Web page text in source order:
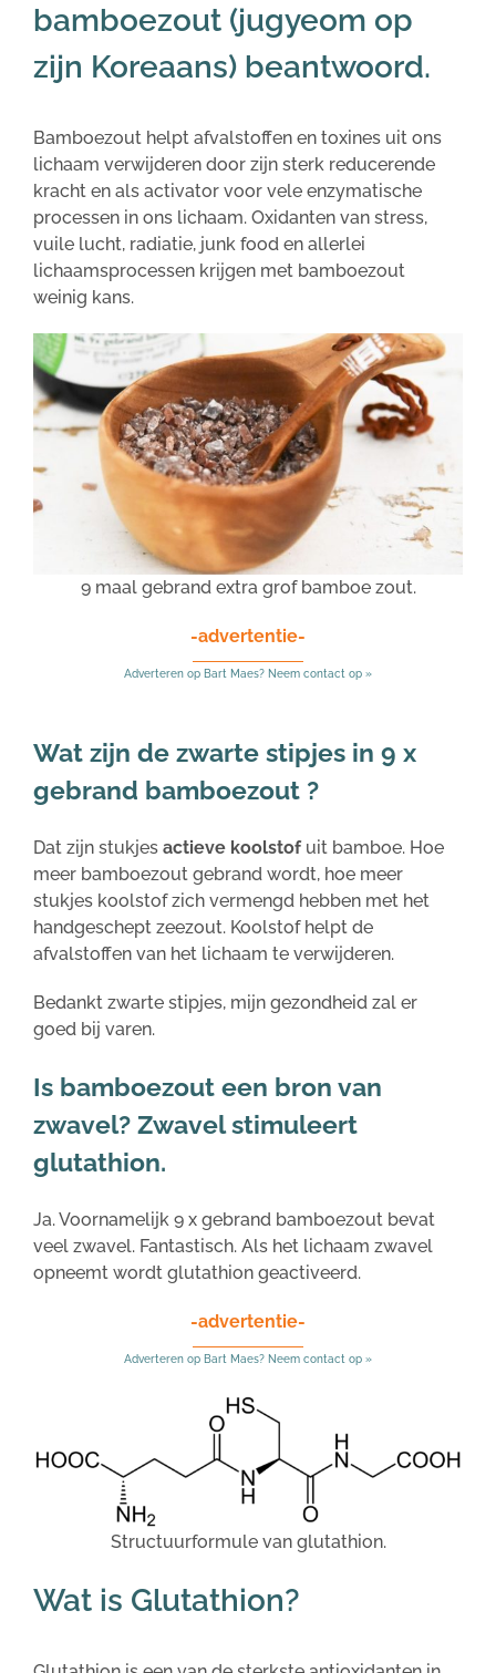
bamboezout (jugyeom op
zijn Koreaans) beantwoord.
Bamboezout helpt afvalstoffen en toxines uit ons
lichaam verwijderen door zijn sterk reducerende
kracht en als activator voor vele enzymatische
processen in ons lichaam. Oxidanten van stress,
vuile lucht, radiatie, junk food en allerlei
lichaamsprocessen krijgen met bamboezout
weinig kans.
9 maal gebrand extra grof bamboe zout.
-advertentie-
Adverteren op Bart Maes? Neem contact op »
Wat zijn de zwarte stipjes in 9 x
gebrand bamboezout ?
Dat zijn stukjes actieve koolstof uit bamboe. Hoe
meer bamboezout gebrand wordt, hoe meer
stukjes koolstof zich vermengd hebben met het
handgeschept zeezout. Koolstof helpt de
afvalstoffen van het lichaam te verwijderen.
Bedankt zwarte stipjes, mijn gezondheid zal er
goed bij varen.
Is bamboezout een bron van
zwavel? Zwavel stimuleert
glutathion.
Ja. Voornamelijk 9 x gebrand bamboezout bevat
veel zwavel. Fantastisch. Als het lichaam zwavel
opneemt wordt glutathion geactiveerd.
-advertentie-
Adverteren op Bart Maes? Neem contact op »
Structuurformule van glutathion.
Wat is Glutathion?